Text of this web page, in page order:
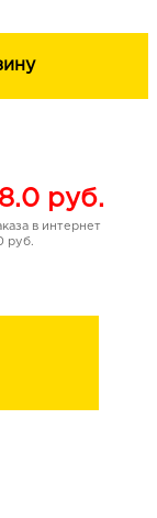
руб.
в интернет
руб.